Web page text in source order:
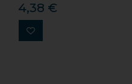
4,38 €